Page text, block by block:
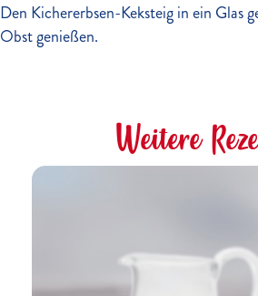
Den Kichererbsen-Keksteig in ein Glas
Obst genießen.
Weitere